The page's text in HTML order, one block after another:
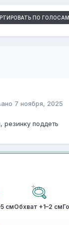
ПО ГОЛОСАМ
7 ноября, 2025
резинку поддеть
смОбхват +1–2 см